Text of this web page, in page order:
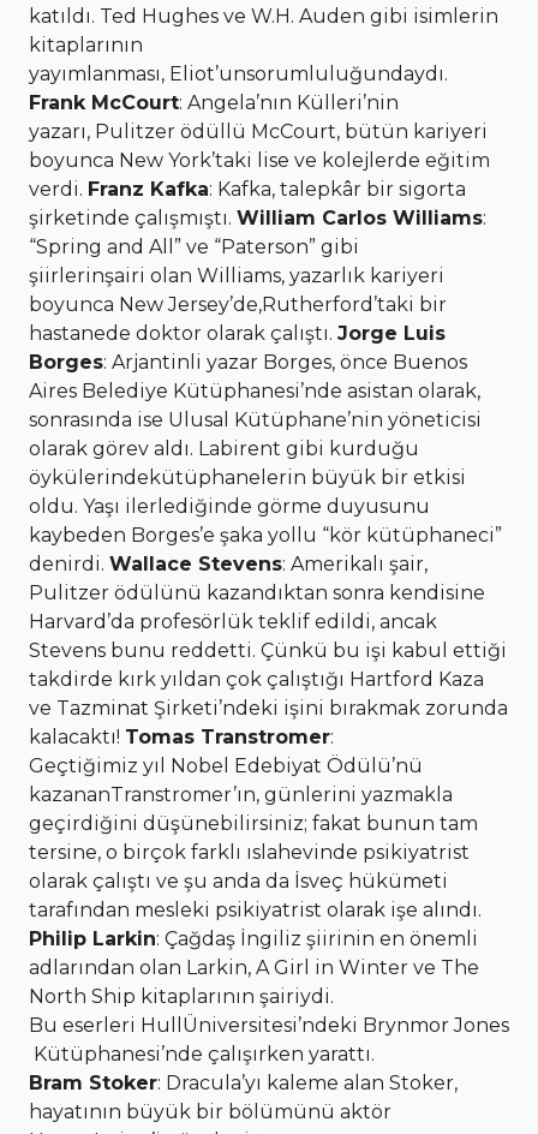
katıldı. Ted Hughes ve W.H. Auden gibi isimlerin
kitaplarının
yayımlanması, Eliot’unsorumluluğundaydı.
Frank McCourt: Angela’nın Külleri’nin
yazarı, Pulitzer ödüllü McCourt, bütün kariyeri
boyunca New York’taki lise ve kolejlerde eğitim
verdi. Franz Kafka: Kafka, talepkâr bir sigorta
şirketinde çalışmıştı. William Carlos Williams:
“Spring and All” ve “Paterson” gibi
şiirlerinşairi olan Williams, yazarlık kariyeri
boyunca New Jersey’de,Rutherford’taki bir
hastanede doktor olarak çalıştı. Jorge Luis
Borges: Arjantinli yazar Borges, önce Buenos
Aires Belediye Kütüphanesi’nde asistan olarak,
sonrasında ise Ulusal Kütüphane’nin yöneticisi
olarak görev aldı. Labirent gibi kurduğu
öykülerindekütüphanelerin büyük bir etkisi
oldu. Yaşı ilerlediğinde görme duyusunu
kaybeden Borges’e şaka yollu “kör kütüphaneci”
denirdi. Wallace Stevens: Amerikalı şair,
Pulitzer ödülünü kazandıktan sonra kendisine
Harvard’da profesörlük teklif edildi, ancak
Stevens bunu reddetti. Çünkü bu işi kabul ettiği
takdirde kırk yıldan çok çalıştığı Hartford Kaza
ve Tazminat Şirketi’ndeki işini bırakmak zorunda
kalacaktı! Tomas Transtromer:
Geçtiğimiz yıl Nobel Edebiyat Ödülü’nü
kazananTranstromer’ın, günlerini yazmakla
geçirdiğini düşünebilirsiniz; fakat bunun tam
tersine, o birçok farklı ıslahevinde psikiyatrist
olarak çalıştı ve şu anda da İsveç hükümeti
tarafından mesleki psikiyatrist olarak işe alındı.
Philip Larkin: Çağdaş İngiliz şiirinin en önemli
adlarından olan Larkin, A Girl in Winter ve The
North Ship kitaplarının şairiydi.
Bu eserleri HullÜniversitesi’ndeki Brynmor Jones
Kütüphanesi’nde çalışırken yarattı.
Bram Stoker: Dracula’yı kaleme alan Stoker,
hayatının büyük bir bölümünü aktör